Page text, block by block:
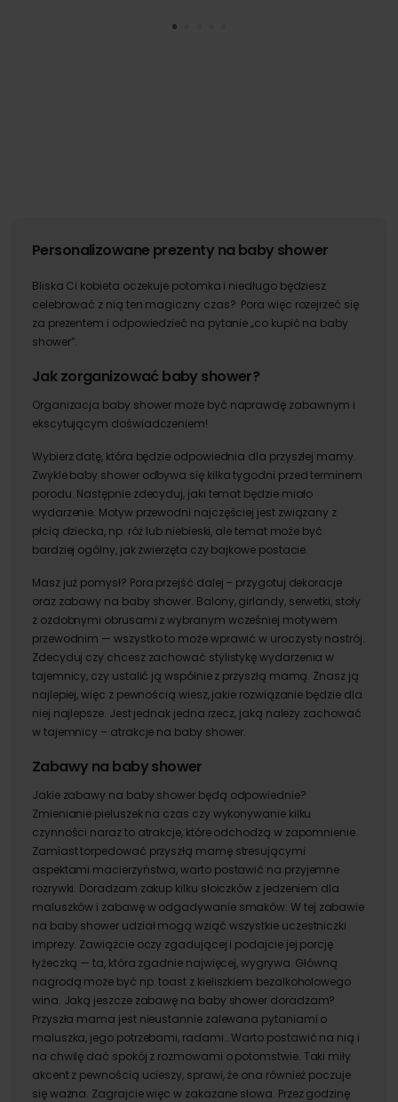
Personalizowane prezenty na baby shower
Bliska Ci kobieta oczekuje potomka i niedługo będziesz
celebrować z nią ten magiczny czas? Pora więc rozejrzeć się
za prezentem i odpowiedzieć na pytanie „co kupić na baby
shower”.
Jak zorganizować baby shower?
Organizacja baby shower może być naprawdę zabawnym i
ekscytującym doświadczeniem!
Wybierz datę, która będzie odpowiednia dla przyszłej mamy.
Zwykle baby shower odbywa się kilka tygodni przed terminem
porodu. Następnie zdecyduj, jaki temat będzie miało
wydarzenie. Motyw przewodni najczęściej jest związany z
płcią dziecka, np. róż lub niebieski, ale temat może być
bardziej ogólny, jak zwierzęta czy bajkowe postacie.
Masz już pomysł? Pora przejść dalej – przygotuj dekoracje
oraz zabawy na baby shower. Balony, girlandy, serwetki, stoły
z ozdobnymi obrusami z wybranym wcześniej motywem
przewodnim — wszystko to może wprawić w uroczysty nastrój.
Zdecyduj czy chcesz zachować stylistykę wydarzenia w
tajemnicy, czy ustalić ją wspólnie z przyszłą mamą. Znasz ją
najlepiej, więc z pewnością wiesz, jakie rozwiązanie będzie dla
niej najlepsze. Jest jednak jedna rzecz, jaką należy zachować
w tajemnicy – atrakcje na baby shower.
Zabawy na baby shower
Jakie zabawy na baby shower będą odpowiednie?
Zmienianie pieluszek na czas czy wykonywanie kilku
czynności naraz to atrakcje, które odchodzą w zapomnienie.
Zamiast torpedować przyszłą mamę stresującymi
aspektami macierzyństwa, warto postawić na przyjemne
rozrywki. Doradzam zakup kilku słoiczków z jedzeniem dla
maluszków i zabawę w odgadywanie smaków. W tej zabawie
na baby shower udział mogą wziąć wszystkie uczestniczki
imprezy. Zawiążcie oczy zgadującej i podajcie jej porcję
łyżeczką — ta, która zgadnie najwięcej, wygrywa. Główną
nagrodą może być np. toast z kieliszkiem bezalkoholowego
wina. Jaką jeszcze zabawę na baby shower doradzam?
Przyszła mama jest nieustannie zalewana pytaniami o
maluszka, jego potrzebami, radami… Warto postawić na nią i
na chwilę dać spokój z rozmowami o potomstwie. Taki miły
akcent z pewnością ucieszy, sprawi, że ona również poczuje
się ważna. Zagrajcie więc w zakazane słowa. Przez godzinę